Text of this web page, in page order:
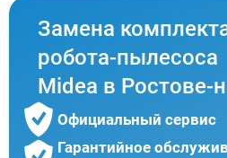
Замена
робота-пылесоса
Midea в Ростове-
Официальный сервис
Гарантийное